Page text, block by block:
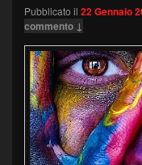
Pubblicato il 22 Gennaio
commento ↓